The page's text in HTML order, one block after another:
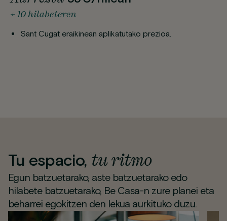
+ 10 hilabeteren
Sant Cugat eraikinean aplikatutako prezioa.
Tu espacio, tu ritmo
Egun batzuetarako, aste batzuetarako edo
hilabete batzuetarako, Be Casa-n zure planei eta
beharrei egokitzen den lekua aurkituko duzu.